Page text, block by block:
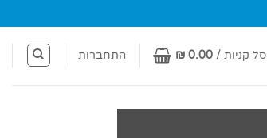
סל קניות / ₪ 0.00 התחברות